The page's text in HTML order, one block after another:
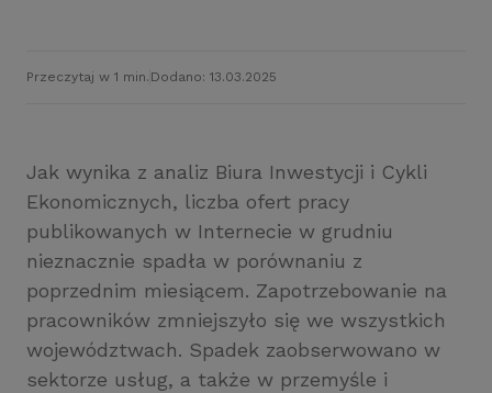
Przeczytaj w 1 min. Dodano: 13.03.2025
Jak wynika z analiz Biura Inwestycji i Cykli
Ekonomicznych, liczba ofert pracy
publikowanych w Internecie w grudniu
nieznacznie spadła w porównaniu z
poprzednim miesiącem. Zapotrzebowanie na
pracowników zmniejszyło się we wszystkich
województwach. Spadek zaobserwowano w
sektorze usług, a także w przemyśle i